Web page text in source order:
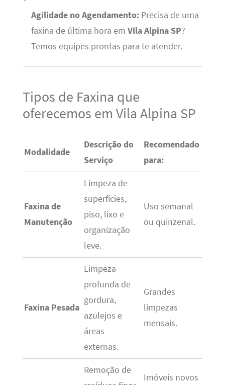
Agilidade no Agendamento:Precisa de uma
faxina de última hora em Vila Alpina SP?
Temos equipes prontas para te atender.
Tipos de Faxina que
oferecemos em Vila Alpina SP
Modalidade
Descrição do
Serviço
Recomendado
para:
Faxina de
Manutenção
Limpeza de
superfícies,
piso, lixo e
organização
leve.
Uso semanal
ou quinzenal.
Faxina Pesada
Limpeza
profunda de
gordura,
azulejos e
áreas
externas.
Grandes
limpezas
mensais.
Remoção de
Imóveis novos